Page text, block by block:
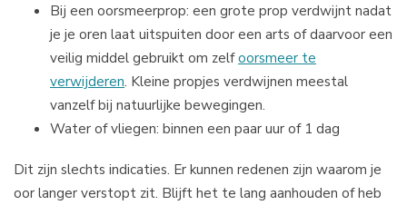
Bij een oorsmeerprop: een grote prop verdwijnt nadat
je je oren laat uitspuiten door een arts of daarvoor een
veilig middel gebruikt om zelfoorsmeer te
verwijderen. Kleine propjes verdwijnen meestal
vanzelf bij natuurlijke bewegingen.
Water of vliegen: binnen een paar uur of 1 dag
Dit zijn slechts indicaties. Er kunnen redenen zijn waarom je
oor langer verstopt zit. Blijft het te lang aanhouden of heb